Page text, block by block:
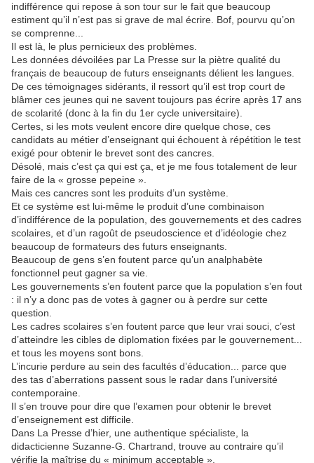
indifférence qui repose à son tour sur le fait que beaucoup
estiment qu’il n’est pas si grave de mal écrire. Bof, pourvu qu’on
se comprenne...
Il est là, le plus pernicieux des problèmes.
Les données dévoilées par La Presse sur la piètre qualité du
français de beaucoup de futurs enseignants délient les langues.
De ces témoignages sidérants, il ressort qu’il est trop court de
blâmer ces jeunes qui ne savent toujours pas écrire après 17 ans
de scolarité (donc à la fin du 1er cycle universitaire).
Certes, si les mots veulent encore dire quelque chose, ces
candidats au métier d’enseignant qui échouent à répétition le test
exigé pour obtenir le brevet sont des cancres.
Désolé, mais c’est ça qui est ça, et je me fous totalement de leur
faire de la « grosse pepeine ».
Mais ces cancres sont les produits d’un système.
Et ce système est lui-même le produit d’une combinaison
d’indifférence de la population, des gouvernements et des cadres
scolaires, et d’un ragoût de pseudoscience et d’idéologie chez
beaucoup de formateurs des futurs enseignants.
Beaucoup de gens s’en foutent parce qu’un analphabète
fonctionnel peut gagner sa vie.
Les gouvernements s’en foutent parce que la population s’en fout
: il n’y a donc pas de votes à gagner ou à perdre sur cette
question.
Les cadres scolaires s’en foutent parce que leur vrai souci, c’est
d’atteindre les cibles de diplomation fixées par le gouvernement...
et tous les moyens sont bons.
L’incurie perdure au sein des facultés d’éducation... parce que
des tas d’aberrations passent sous le radar dans l’université
contemporaine.
Il s’en trouve pour dire que l’examen pour obtenir le brevet
d’enseignement est difficile.
Dans La Presse d’hier, une authentique spécialiste, la
didacticienne Suzanne-G. Chartrand, trouve au contraire qu’il
vérifie la maîtrise du « minimum acceptable ».